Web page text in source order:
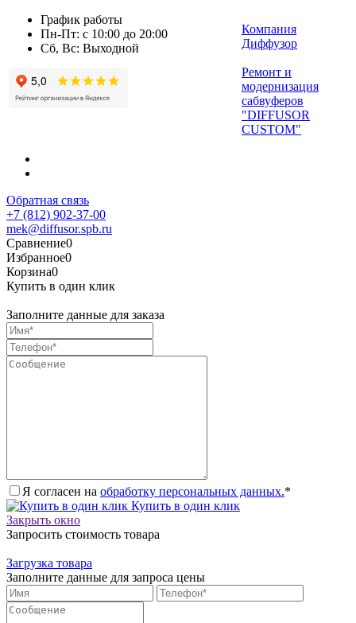
График работы
Пн-Пт: с 10:00 до 20:00
Сб, Вс: Выходной
Компания
Диффузор
Ремонт и
модернизация
сабвуферов
"DIFFUSOR
CUSTOM"
Обратная связь
+7 (812) 902-37-00
mek@diffusor.spb.ru
Сравнение0
Избранное0
Корзина0
Купить в один клик
Заполните данные для заказа
Я согласен на обработку персональных данных.*
Купить в один клик
Закрыть окно
Запросить стоимость товара
Загрузка товара
Заполните данные для запроса цены